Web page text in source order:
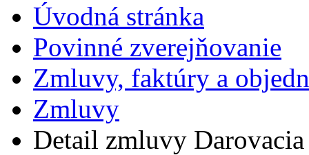
Úvodná stránka
Povinné zverejňovanie
Zmluvy, faktúry a
Zmluvy
Detail zmluvy